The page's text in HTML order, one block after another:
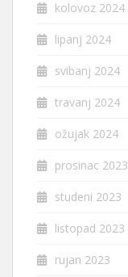
kolovoz 2024
lipanj 2024
svibanj 2024
travanj 2024
ožujak 2024
prosinac 2023
studeni 2023
listopad 2023
rujan 2023